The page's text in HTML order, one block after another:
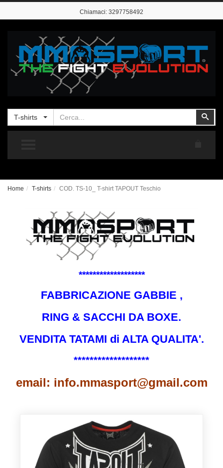
Chiamaci: 3297758492
T-shirts
Home T-shirts COD. TS-10_ T-shirt TAPOUT Teschio
*******************
FABBRICAZIONE GABBIE ,
RING & SACCHI DA BOXE.
VENDITA TATAMI di ALTA QUALITA'.
*******************
email: info.mmasport@gmail.com